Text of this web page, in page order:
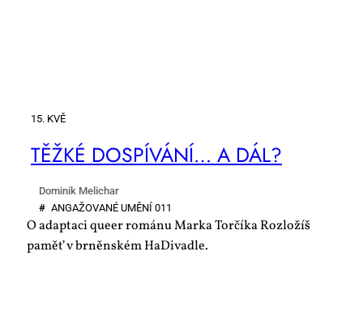
15. KVĚ
TĚŽ­KÉ DO­SPÍ­VÁ­NÍ… A DÁL?
Dominik Melichar
# AN­GA­ŽO­VA­NÉ UMĚ­NÍ 011
O adaptaci queer románu Marka Torčíka Rozložíš
paměť v brněnském HaDivadle.